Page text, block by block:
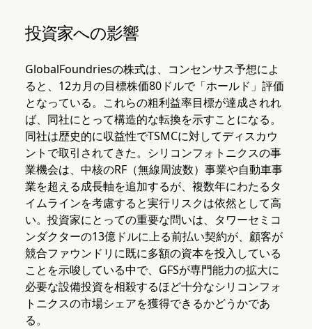
投資家への影響
GlobalFoundriesの株式は、コンセンサス予想によ
ると、12カ月の目標株価80ドルで「ホールド」評価
となっている。これらの粗利益率目標が達成されれ
ば、同社にとって構造的な転換を示すことになる。
同社は歴史的に収益性でTSMCに対してディスカウ
ントで取引されてきた。シリコンフォトニクスの事
業機会は、中核のRF（無線周波数）事業や自動車事
業を超える成長軸を追加するが、複数年にわたるタ
イムラインを考慮すると実行リスクは依然として高
い。投資家にとっての重要な問いは、タワーセミコ
ンダクターの13億ドルに上る前払い契約が、顧客が
競合ファウンドリに既に多額の資本を投入している
ことを示唆している中で、GFSが専門能力の拡大に
必要な設備投資を相殺するほど十分なシリコンフォ
トニクスの市場シェアを獲得できるかどうかであ
る。